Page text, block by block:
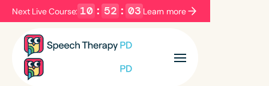
Next Live Course: 10 : 52 : 02 Learn more
Filters Categories